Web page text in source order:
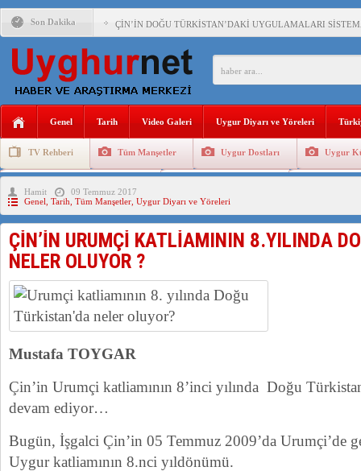
Son Dakika ÇİN’İN DOĞU TÜRKİSTAN’DAKİ UYGULAMALARI
DİYANET AKADEMİSİ BAŞKANI DOÇ.DR.KAAN : DOĞU
ÇİN’İN UYGUR POLİTİKALARINI ÖVEN DİYANET
MHP’DEN URUMÇİ KATLİAMI MESAJİ : 05.07.2009
İŞGALCİ ÇİN’DEN “FETİHLER SULTANI
SAADET PARTİSİ İLÇE BAŞKANI : TEMMUZ AYI,DOĞU
İŞGALCİ ÇİN,DOĞU TÜRKİSTAN’DA EN AZ 143 BİN
Genel Tarih Video Galeri Uygur Diyarı ve Yöreleri
TV Rehberi Tüm Manşetler Uygur Dostları Uygur
Uygurlarda Düğün ve Cenaze
Hamit
09 Temmuz 2017
Genel Tarih Tüm Manşetler Uygur Diyarı ve Yöreleri
ÇİN’İN URUMÇİ KATLİAMININ 8.YILINDA
NELER OLUYOR ?
Mustafa TOYGAR
Çin’in Urumçi katliamının 8’inci yılında Doğu
devam ediyor…
Bugün, İşgalci Çin’in 05 Temmuz 2009’da Urumçi’de
Uygur katliamının 8.nci yıldönümü.